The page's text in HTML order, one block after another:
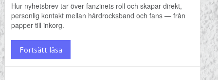
Hur nyhetsbrev tar över fanzinets roll och skapar direkt,
personlig kontakt mellan hårdrocksband och fans — från
papper till inkorg.
Fortsätt läsa